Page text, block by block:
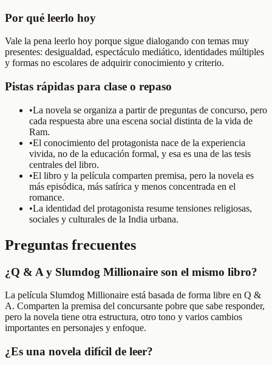
Por qué leerlo hoy
Vale la pena leerlo hoy porque sigue dialogando con temas muy
presentes: desigualdad, espectáculo mediático, identidades múltiples
y formas no escolares de adquirir conocimiento y criterio.
Pistas rápidas para clase o repaso
•La novela se organiza a partir de preguntas de concurso, pero
cada respuesta abre una escena social distinta de la vida de
Ram.
•El conocimiento del protagonista nace de la experiencia
vivida, no de la educación formal, y esa es una de las tesis
centrales del libro.
•El libro y la película comparten premisa, pero la novela es
más episódica, más satírica y menos concentrada en el
romance.
•La identidad del protagonista resume tensiones religiosas,
sociales y culturales de la India urbana.
Preguntas frecuentes
¿Q & A y Slumdog Millionaire son el mismo libro?
La película Slumdog Millionaire está basada de forma libre en Q &
A. Comparten la premisa del concursante pobre que sabe responder,
pero la novela tiene otra estructura, otro tono y varios cambios
importantes en personajes y enfoque.
¿Es una novela difícil de leer?